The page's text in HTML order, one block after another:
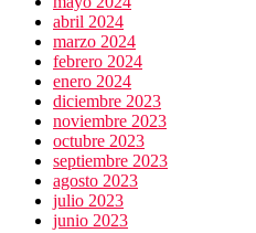
abril 2024
marzo 2024
febrero 2024
enero 2024
diciembre 2023
noviembre 2023
octubre 2023
septiembre 2023
agosto 2023
julio 2023
junio 2023